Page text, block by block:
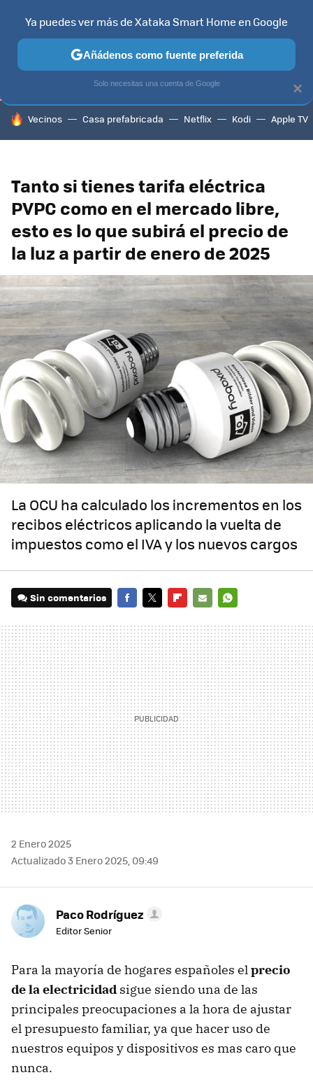
TELEVISORES CONTENIDOS SMART TV SELECCIÓN
HOY SE HABLA DE
Vecinos Casa prefabricada Netflix Kodi Apple TV
Tanto si tienes tarifa eléctrica
PVPC como en el mercado libre,
esto es lo que subirá el precio de
la luz a partir de enero de 2025
La OCU ha calculado los incrementos en los
recibos eléctricos aplicando la vuelta de
impuestos como el IVA y los nuevos cargos
Sin comentarios
MAIL
2 Enero 2025
Actualizado 3 Enero 2025, 09:49
Paco Rodríguez
Editor Senior
Para la mayoría de hogares españoles elprecio
de la electricidad sigue siendo una de las
principales preocupaciones a la hora de ajustar
el presupuesto familiar, ya que hacer uso de
nuestros equipos y dispositivos es mas caro que
nunca.
×
Ya puedes ver más de Xataka Smart Home en Google
Añádenos como fuente preferida
Solo necesitas una cuenta de Google